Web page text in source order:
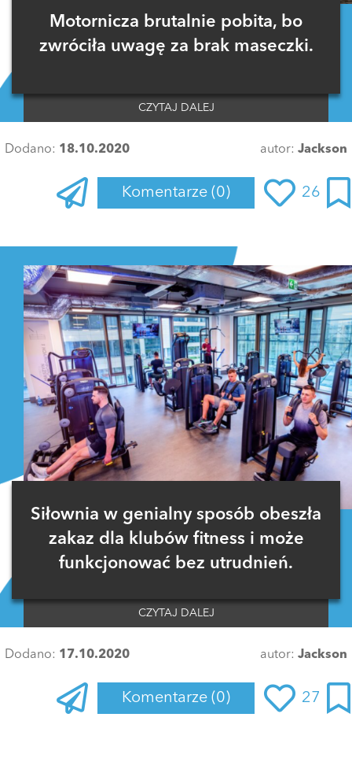
Motornicza brutalnie pobita, bo
zwróciła uwagę za brak maseczki.
CZYTAJ DALEJ
Dodano: 18.10.2020 autor: Jackson
Komentarze (0) 26
Siłownia w genialny sposób obeszła
zakaz dla klubów fitness i może
funkcjonować bez utrudnień.
CZYTAJ DALEJ
Dodano: 17.10.2020 autor: Jackson
Komentarze (0) 27